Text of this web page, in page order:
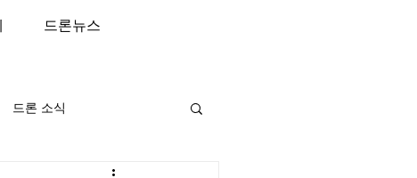
드론뉴스
드론 소식